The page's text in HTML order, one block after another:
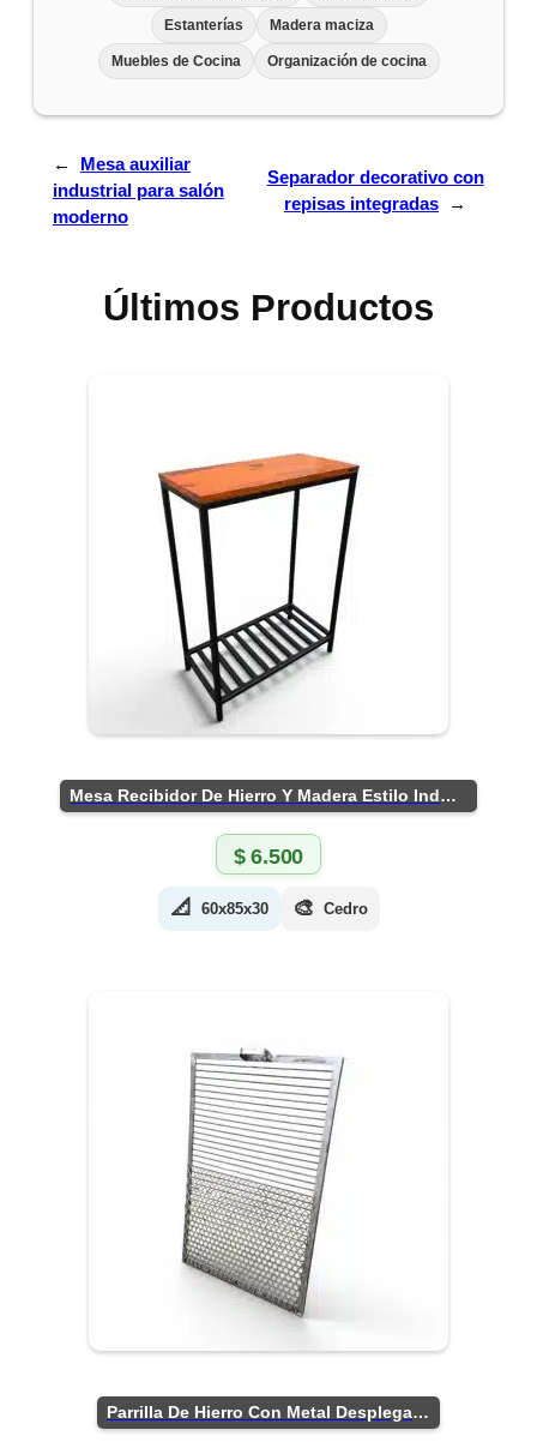
Estanterías Madera maciza
Muebles de Cocina Organización de cocina
←
Mesa auxiliar
industrial para salón
moderno
Separador decorativo con
repisas integradas
→
Últimos Productos
Mesa Recibidor De Hierro Y Madera Estilo Industrial
$6.500
📐 60x85x30 🎨 Cedro
Parrilla De Hierro Con Metal Desplegado